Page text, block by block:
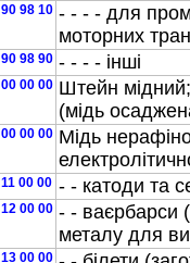
98 10 - - - - для
моторних
98 90 - - - - iншi
00 00 Штейн
(мiдь
00 00 Мiдь
00 00 - - катоди та
00 00 - - ваєрбарси
металу для
00 00